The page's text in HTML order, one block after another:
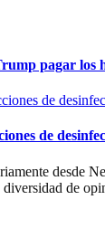
pagar los
de
desde
de